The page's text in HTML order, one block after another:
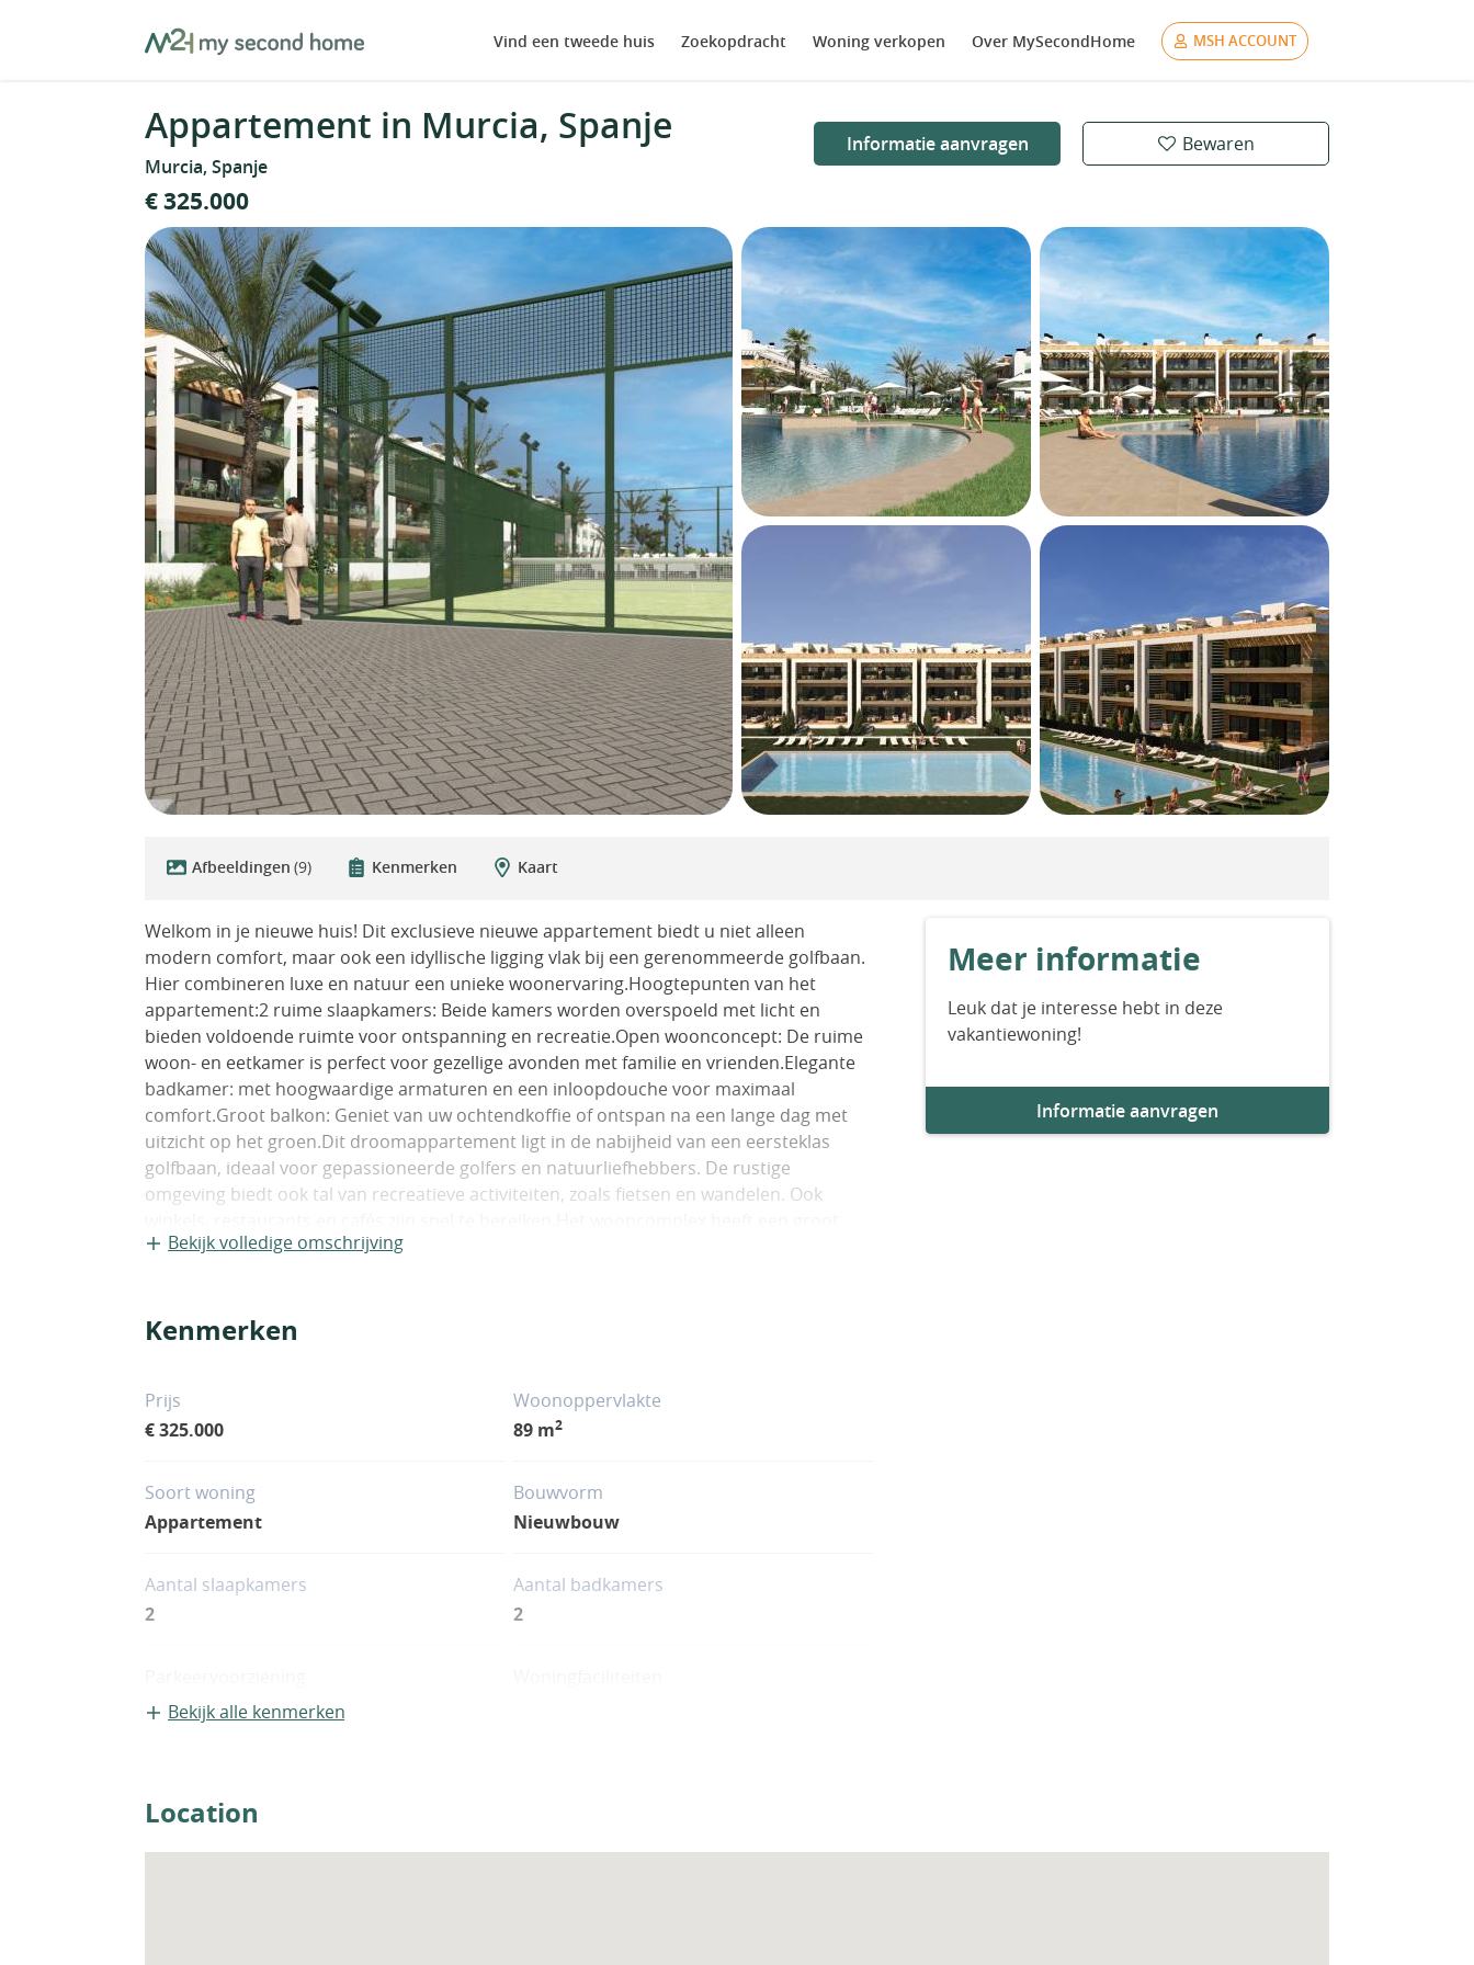
MySecondHome Vind een tweede huis Zoekopdracht Woning verkopen Over MySecondHome MSH ACCOUNT
Appartement in Murcia, Spanje
Murcia, Spanje
Informatie aanvragen Bewaren
€ 325.000
Afbeeldingen (9) Kenmerken Kaart
Welkom in je nieuwe huis! Dit exclusieve nieuwe appartement biedt u niet alleen
modern comfort, maar ook een idyllische ligging vlak bij een gerenommeerde golfbaan.
Hier combineren luxe en natuur een unieke woonervaring.Hoogtepunten van het
appartement:2 ruime slaapkamers: Beide kamers worden overspoeld met licht en
bieden voldoende ruimte voor ontspanning en recreatie.Open woonconcept: De ruime
woon- en eetkamer is perfect voor gezellige avonden met familie en vrienden.Elegante
badkamer: met hoogwaardige armaturen en een inloopdouche voor maximaal
comfort.Groot balkon: Geniet van uw ochtendkoffie of ontspan na een lange dag met
uitzicht op het groen.Dit droomappartement ligt in de nabijheid van een eersteklas
golfbaan, ideaal voor gepassioneerde golfers en natuurliefhebbers. De rustige
omgeving biedt ook tal van recreatieve activiteiten, zoals fietsen en wandelen. Ook
zwembad met groene zones
Bekijk volledige omschrijving
Kenmerken
Prijs
€ 325.000
Woonoppervlakte
89 m2
Soort woning
Appartement
Bouwvorm
Nieuwbouw
Aantal slaapkamers
2
Aantal badkamers
2
1 Bekijk alle kenmerken
Meer informatie
Leuk dat je interesse hebt in deze
vakantiewoning!
Informatie aanvragen
Location